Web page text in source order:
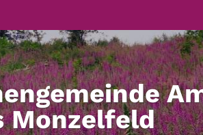
Monzelfeld